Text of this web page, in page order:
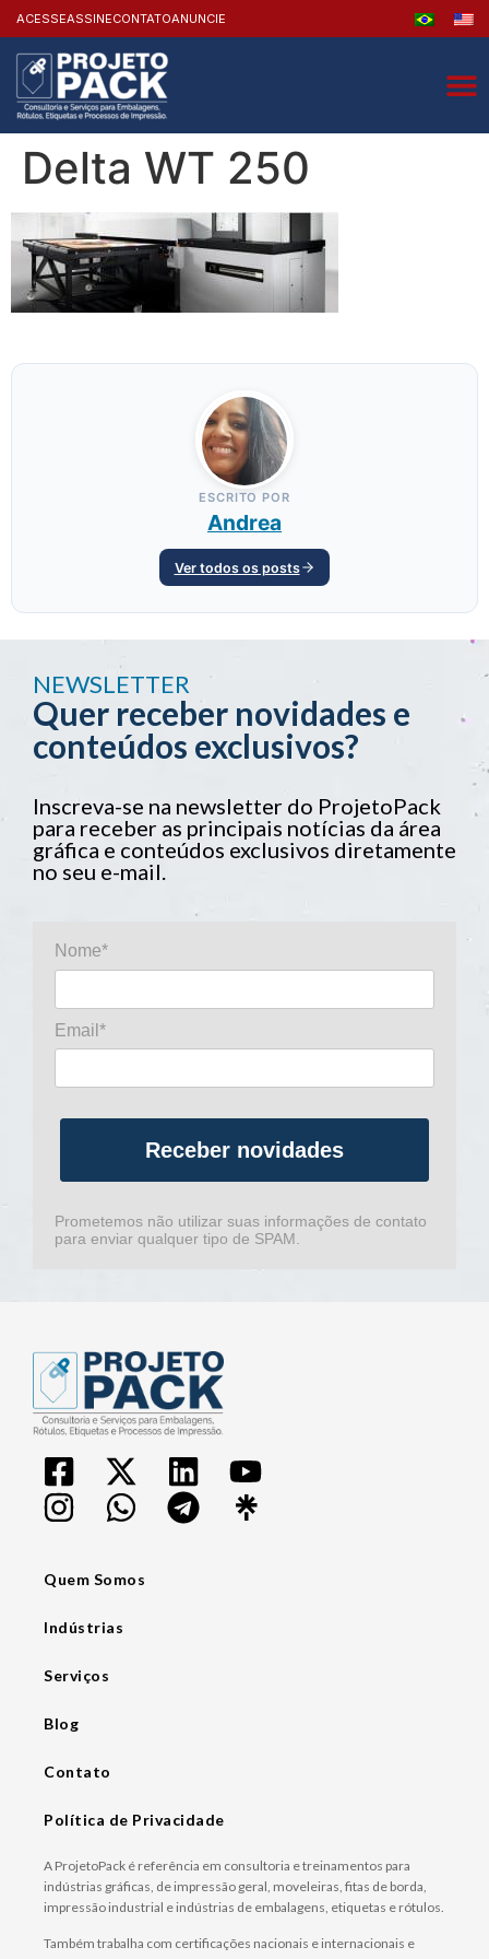
ACESSEASSINECONTATOANUNCIE
Delta WT 250
ESCRITO POR
Andrea
Ver todos os posts
NEWSLETTER
Quer receber novidades e
conteúdos exclusivos?
Inscreva-se na newsletter do ProjetoPack
para receber as principais notícias da área
gráfica e conteúdos exclusivos diretamente
no seu e-mail.
Nome*
Email*
Receber novidades
Prometemos não utilizar suas informações de contato
para enviar qualquer tipo de SPAM.
Quem Somos
Indústrias
Serviços
Blog
Contato
Política de Privacidade
A ProjetoPack é referência em consultoria e treinamentos para
indústrias gráficas, de impressão geral, moveleiras, fitas de borda,
impressão industrial e indústrias de embalagens, etiquetas e rótulos.
Também trabalha com certificações nacionais e internacionais e